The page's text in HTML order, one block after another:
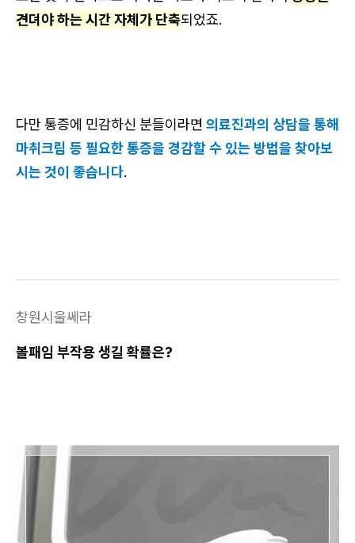
견뎌야 하는 시간 자체가 단축되었죠.
다만 통증에 민감하신 분들이라면 의료진과의 상담을 통해
마취크림 등 필요한 통증을 경감할 수 있는 방법을 찾아보
시는 것이 좋습니다.
창원시울쎄라
볼패임 부작용 생길 확률은?